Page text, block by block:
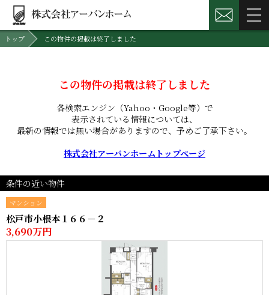
トップ この物件の掲載は終了しました
この物件の掲載は終了しました
各検索エンジン（Yahoo・Google等）で
表示されている情報については、
最新の情報では無い場合がありますので、 予めご了承下さい。
株式会社アーバンホームトップページ
条件の近い物件
マンション
松戸市小根本１６６－２
3,690万円